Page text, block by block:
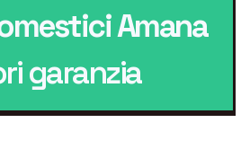
Amana
garanzia